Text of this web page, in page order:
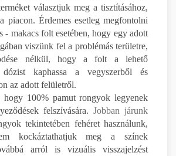
választjuk meg a tisztításához,
piacon. Érdemes esetleg megfontolni
- makacs folt esetében, hogy egy adott
viszünk fel a problémás területre,
nélkül, hogy a folt a lehető
dózist kaphassa a vegyszerből és
az adott felületről.
hogy 100% pamut rongyok legyenek
felszívására. Jobban járunk
tekintetében fehéret használunk,
kockáztathatjuk meg a színek
arról is vizuális visszajelzést